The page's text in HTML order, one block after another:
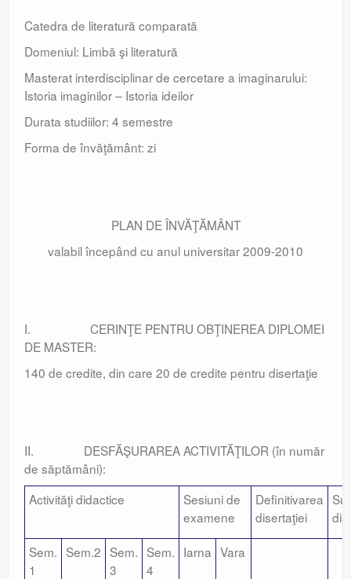
Catedra de literatură comparată
Domeniul: Limbă şi literatură
Masterat interdisciplinar de cercetare a imaginarului:
Istoria imaginilor – Istoria ideilor
Durata studiilor: 4 semestre
Forma de învăţământ: zi
PLAN DE ÎNVĂŢĂMÂNT
valabil începând cu anul universitar 2009-2010
I. CERINŢE PENTRU OBŢINEREA DIPLOMEI
DE MASTER:
140 de credite, din care 20 de credite pentru disertaţie
II. DESFĂŞURAREA ACTIVITĂŢILOR (în număr
de săptămâni):
Activităţi didactice
Sesiuni de
examene
Definitivarea
disertaţiei
Sem.
1
Sem.2 Sem.
3
Sem.
4
Iarna Vara